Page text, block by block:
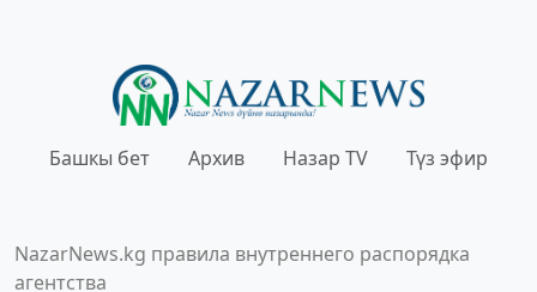
Башкы бет Архив Назар TV Түз эфир
NazarNews.kg правила внутреннего распорядка
агентства